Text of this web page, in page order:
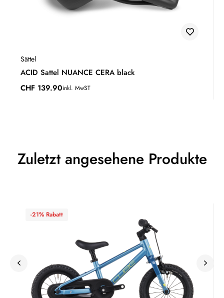
Sättel
ACID Sattel NUANCE CERA black
CHF 139.90inkl. MwST
Zuletzt angesehene Produkte
-21% Rabatt